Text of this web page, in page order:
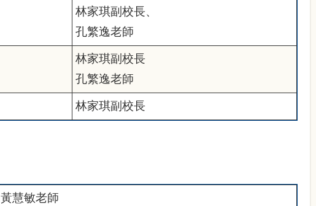
林家琪副校長、
孔繁逸老師
林家琪副校長
孔繁逸老師
林家琪副校長
黃慧敏老師